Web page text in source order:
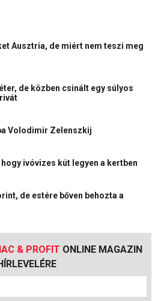
Ausztria, de miért nem teszi meg
de közben csinált egy súlyos
Volodimir Zelenszkij
ivóvizes kút legyen a kertben
de estére bőven behozta a
& PROFIT ONLINE MAGAZIN